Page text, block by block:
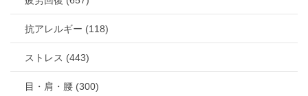
抗アレルギー (118)
ストレス (443)
目・肩・腰 (300)